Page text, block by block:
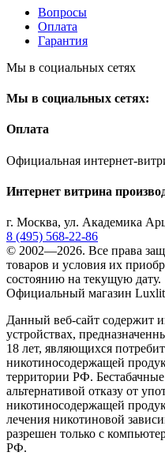
Вопросы
Оплата
Гарантия
Мы в социальных сетях
Мы в социальных сетях:
Оплата
Официальная интернет-
Интернет витрина
г. Москва, ул. Академика
8 (495) 568-22-86
© 2002—2026. Все права
товаров и условия их
состоянию на текущую дату.
Официальный магазин
Данный веб-сайт содержит
устройствах,
18 лет, являющихся
никотиносодержащей
территории РФ.
альтернативой отказу от
никотиносодержащей
лечения никотиновой
разрешен только с
РФ.